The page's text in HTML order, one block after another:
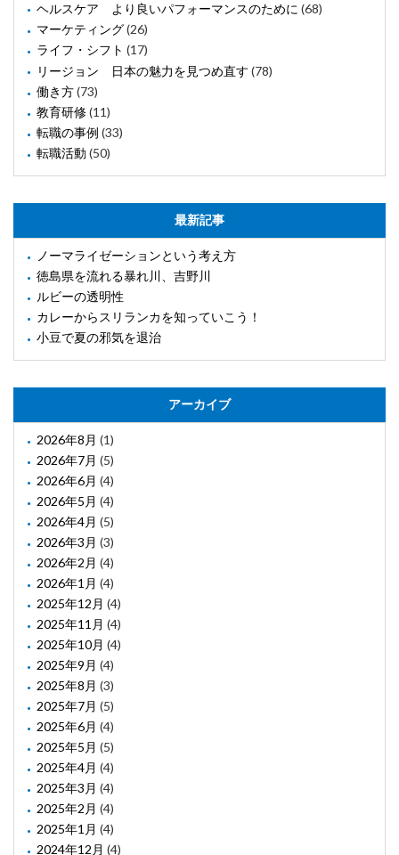
ヘルスケア より良いパフォーマンスのために (68)
マーケティング(26)
ライフ・シフト (17)
リージョン 日本の魅力を見つめ直す (78)
働き方(73)
教育研修(11)
転職の事例 (33)
転職活動 (50)
最新記事
ノーマライゼーションという考え方
徳島県を流れる暴れ川、吉野川
ルビーの透明性
カレーからスリランカを知っていこう！
小豆で夏の邪気を退治
アーカイブ
2026年8月 (1)
2026年7月 (5)
2026年6月 (4)
2026年5月 (4)
2026年4月 (5)
2026年3月 (3)
2026年2月 (4)
2026年1月 (4)
2025年12月 (4)
2025年11月 (4)
2025年10月 (4)
2025年9月 (4)
2025年8月 (3)
2025年7月 (5)
2025年6月 (4)
2025年5月 (5)
2025年4月 (4)
2025年3月 (4)
2025年2月 (4)
2025年1月 (4)
2024年12月 (4)